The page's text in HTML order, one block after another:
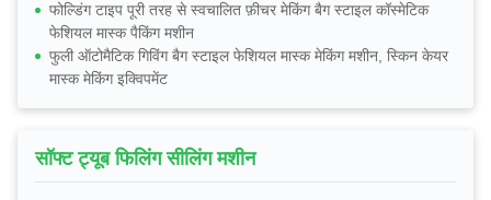
फोल्डिंग टाइप पूरी तरह से स्वचालित फ़ीचर मेकिंग बैग स्टाइल कॉस्मेटिक
फेशियल मास्क पैकिंग मशीन
फुली ऑटोमैटिक गिविंग बैग स्टाइल फेशियल मास्क मेकिंग मशीन, स्किन केयर
मास्क मेकिंग इक्विपमेंट
सॉफ्ट ट्यूब फिलिंग सीलिंग मशीन